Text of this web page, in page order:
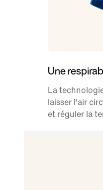
Une
La
laisser l'air
et réguler la